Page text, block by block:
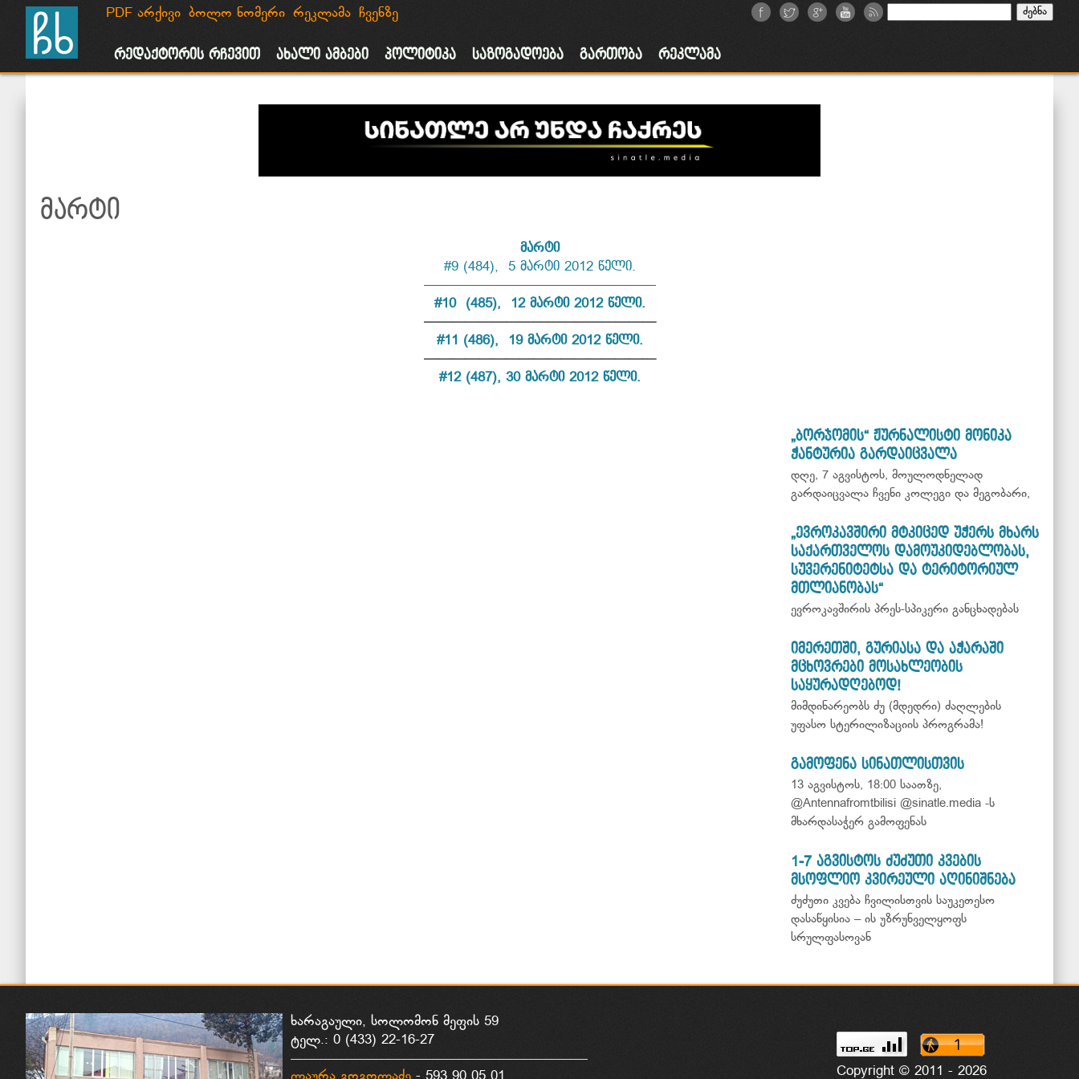
მთავარი
PDF არქივი ბოლო ნომერი რეკლამა ჩვენზე
რედაქტორის რჩევით ახალი ამბები პოლიტიკა საზოგადოება გართობა რეკლამა
მარტი
მარტი
#9 (484), 5 მარტი 2012 წელი.
—————————————————
#10 (485), 12 მარტი 2012 წელი.
—————————————————
#11 (486), 19 მარტი 2012 წელი.
—————————————————
#12 (487), 30 მარტი 2012 წელი.
„ბორჯომის“ ჟურნალისტი მონიკა
ჭანტურია გარდაიცვალა
დღე, 7 აგვისტოს, მოულოდნელად
გარდაიცვალა ჩვენი კოლეგი და მეგობარი,
„ევროკავშირი მტკიცედ უჭერს მხარს
საქართველოს დამოუკიდებლობას,
სუვერენიტეტსა და ტერიტორიულ
მთლიანობას“
ევროკავშირის პრეს-სპიკერი განცხადებას
იმერეთში, გურიასა და აჭარაში
მცხოვრები მოსახლეობის
საყურადღებოდ!
მიმდინარეობს ძუ (მდედრი) ძაღლების
უფასო სტერილიზაციის პროგრამა!
გამოფენა სინათლისთვის
13 აგვისტოს, 18:00 საათზე,
@Antennafromtbilisi @sinatle.media -ს
მხარდასაჭერ გამოფენას
1-7 აგვისტოს ძუძუთი კვების
მსოფლიო კვირეული აღინიშნება
ძუძუთი კვება ჩვილისთვის საუკეთესო
დასაწყისია – ის უზრუნველყოფს
სრულფასოვან
ხარაგაული, სოლომონ მეფის 59
ტელ.: 0 (433) 22-16-27
Copyright © 2011 - 2026